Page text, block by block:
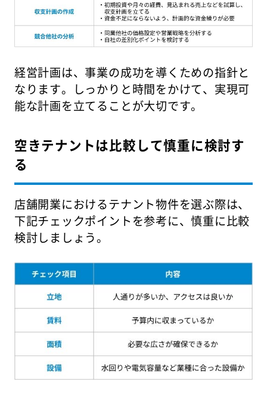
経営計画は、事業の成功を導くための指針と
なります。しっかりと時間をかけて、実現可
能な計画を立てることが大切です。
空きテナントは比較して慎重に検討す
る
店舗開業におけるテナント物件を選ぶ際は、
下記チェックポイントを参考に、慎重に比較
検討しましょう。